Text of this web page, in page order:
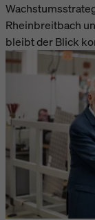
Rheinbreitbach
bleibt der Blick